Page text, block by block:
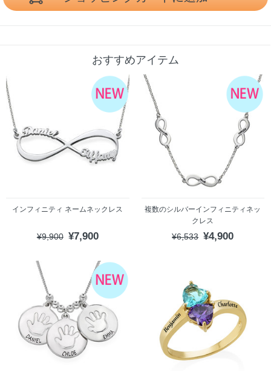
おすすめアイテム
インフィニティ ネームネックレス
¥9,900 ¥7,900
複数のシルバーインフィニティネッ
クレス
¥6,533 ¥4,900